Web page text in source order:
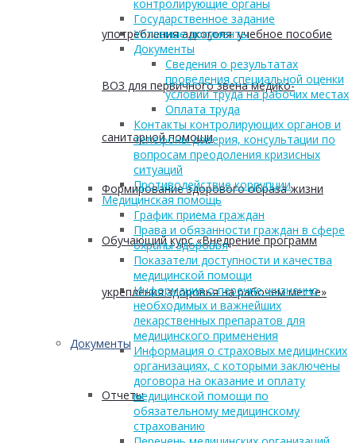
употребления алкоголя: учебное пособие
ВОЗ для первичного звена медико-
санитарной помощи
Формирование здорового образа жизни
Обучающий курс «Внедрение программ
укрепления здоровья на рабочем месте»
Документы
Отчеты
контролирующие органы
Государственное задание
Уставные документы
Документы
Сведения о результатах
проведения специальной оценки
условий труда на рабочих местах
Оплата труда
Контакты контролирующих органов и
телефоны доверия, консультации по
вопросам преодоления кризисных
ситуаций
Противодействие коррупции
Медицинская помощь
График приема граждан
Права и обязанности граждан в сфере
охраны здоровья
Показатели доступности и качества
медицинской помощи
Информация о перечне жизненно
необходимых и важнейших
лекарственных препаратов для
медицинского применения
Информация о страховых медицинских
организациях, с которыми заключены
договора на оказание и оплату
медицинской помощи по
обязательному медицинскому
страхованию